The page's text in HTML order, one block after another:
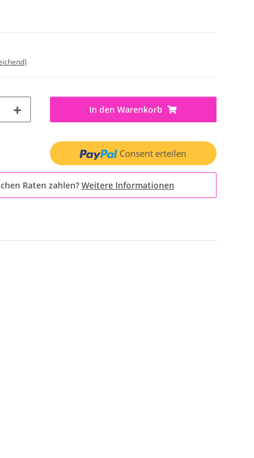
In den Warenkorb
Consent erteilen
Raten zahlen? Weitere Informationen